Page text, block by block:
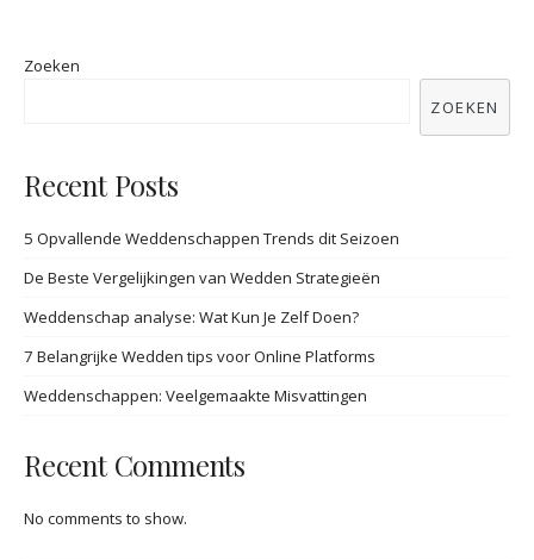
Zoeken
ZOEKEN
Recent Posts
5 Opvallende Weddenschappen Trends dit Seizoen
De Beste Vergelijkingen van Wedden Strategieën
Weddenschap analyse: Wat Kun Je Zelf Doen?
7 Belangrijke Wedden tips voor Online Platforms
Weddenschappen: Veelgemaakte Misvattingen
Recent Comments
No comments to show.